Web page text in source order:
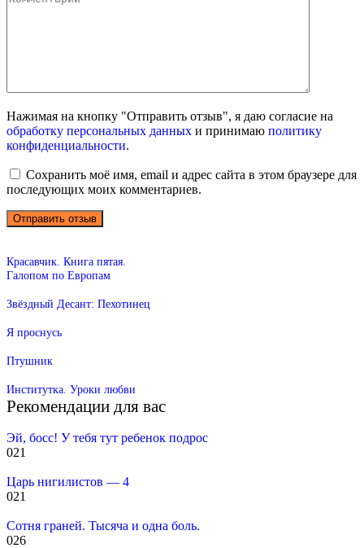
Нажимая на кнопку "Отправить отзыв", я даю согласие на
обработку персональных данных и принимаю политику
конфиденциальности.
Сохранить моё имя, email и адрес сайта в этом браузере для
последующих моих комментариев.
Красавчик. Книга пятая.
Галопом по Европам
Звёздный Десант: Пехотинец
Я проснусь
Птушник
Институтка. Уроки любви
Рекомендации для вас
Эй, босс! У тебя тут ребенок подрос
021
Царь нигилистов — 4
021
Сотня граней. Тысяча и одна боль.
026